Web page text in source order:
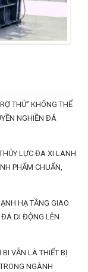
THỦ” KHÔNG THỂ
NGHIỀN ĐÁ
LỰC ĐA XI LANH
PHẨM CHUẨN,
HẠ TẦNG GIAO
DI ĐỘNG LÊN
BI VẪN LÀ THIẾT BỊ
NGÀNH